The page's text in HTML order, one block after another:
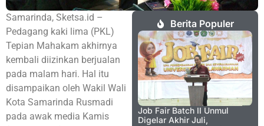
Samarinda, Sketsa.id –
Pedagang kaki lima (PKL)
Tepian Mahakam akhirnya
kembali diizinkan berjualan
pada malam hari. Hal itu
disampaikan oleh Wakil Wali
Kota Samarinda Rusmadi
pada awak media Kamis
Berita Populer
Job Fair Batch II Unmul
Digelar Akhir Juli,